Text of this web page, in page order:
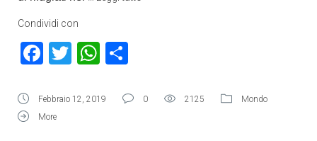
Condividi con
Facebook
TwitterWhatsApp
Febbraio 12, 2019 0 2125
Mondo
More